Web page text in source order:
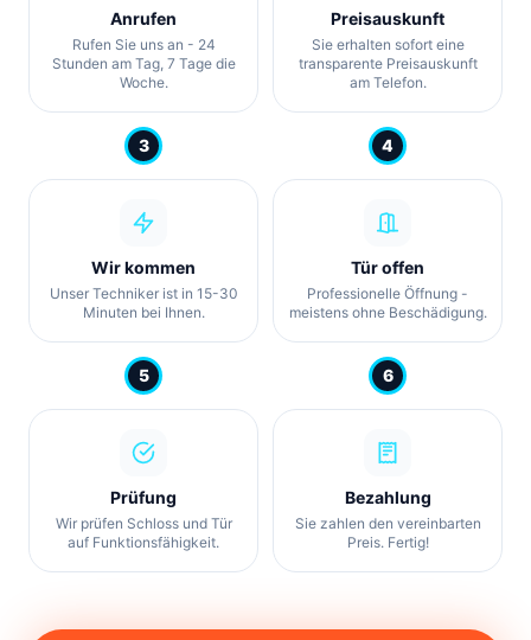
Anrufen
Rufen Sie uns an - 24
Stunden am Tag, 7 Tage die
Woche.
Preisauskunft
Sie erhalten sofort eine
transparente Preisauskunft
am Telefon.
3
Wir kommen
Unser Techniker ist in 15-30
Minuten bei Ihnen.
4
Tür offen
Professionelle Öffnung -
meistens ohne Beschädigung.
5
Prüfung
Wir prüfen Schloss und Tür
auf Funktionsfähigkeit.
6
Bezahlung
Sie zahlen den vereinbarten
Preis. Fertig!